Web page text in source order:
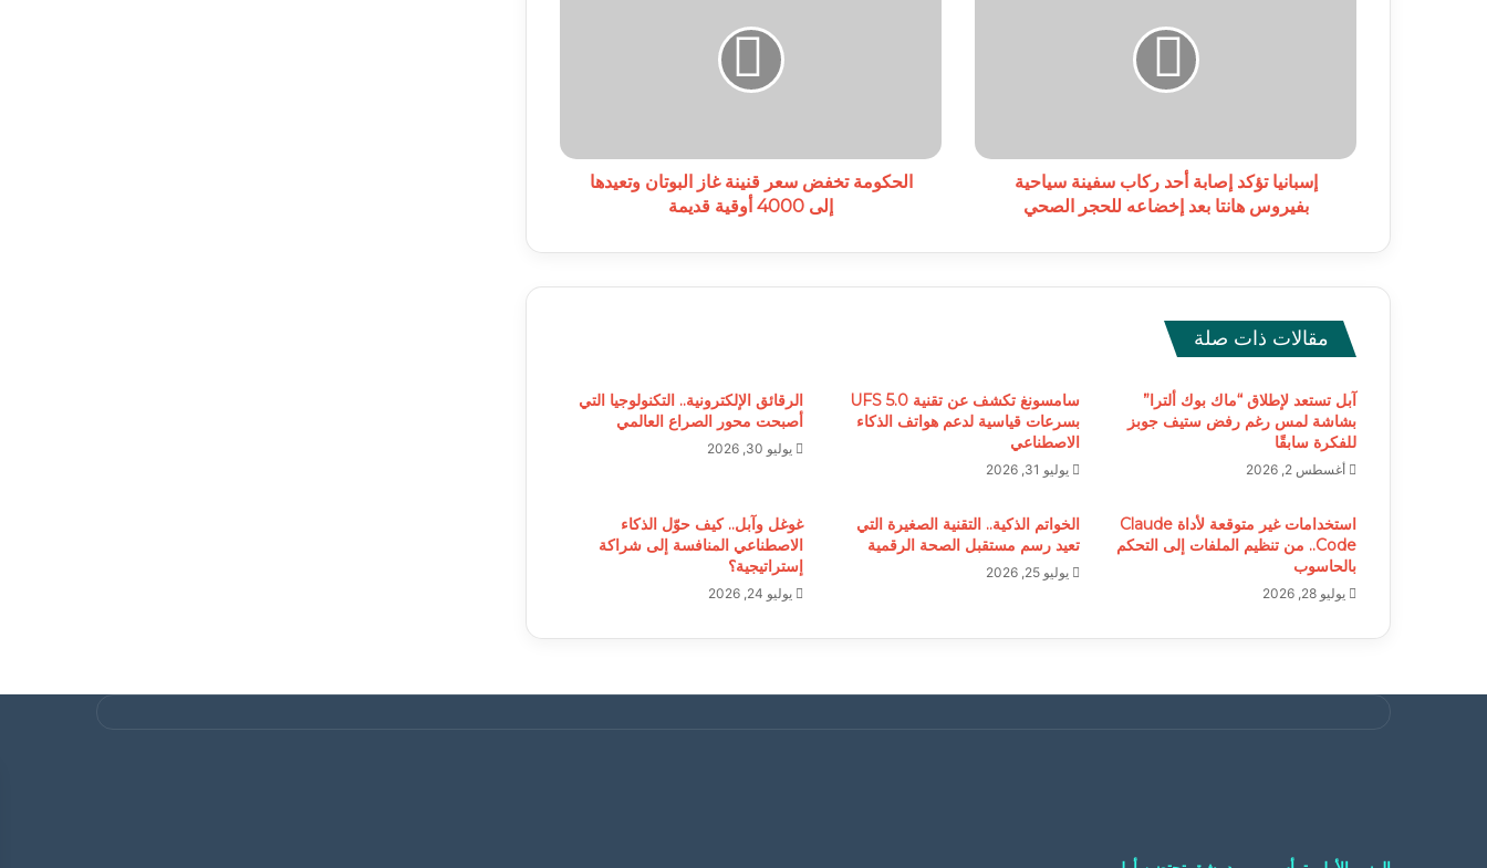
هانتا
الصحي
إسبانيا تؤكد إصابة أحد ركاب سفينة سياحية
بفيروس هانتا بعد إخضاعه للحجر الصحي
4000
الحكومة تخفض سعر قنينة غاز البوتان وتعيدها
إلى 4000 أوقية قديمة
مقالات ذات صلة
آبل تستعد لإطلاق “ماك بوك ألترا”
بشاشة لمس رغم رفض ستيف جوبز
للفكرة سابقًا
أغسطس 2, 2026
سامسونغ تكشف عن تقنية UFS 5.0
بسرعات قياسية لدعم هواتف الذكاء
الاصطناعي
يوليو 31, 2026
الرقائق الإلكترونية.. التكنولوجيا التي
أصبحت محور الصراع العالمي
يوليو 30, 2026
استخدامات غير متوقعة لأداة Claude
Code.. من تنظيم الملفات إلى التحكم
بالحاسوب
يوليو 28, 2026
الخواتم الذكية.. التقنية الصغيرة التي
تعيد رسم مستقبل الصحة الرقمية
يوليو 25, 2026
غوغل وآبل.. كيف حوّل الذكاء
الاصطناعي المنافسة إلى شراكة
إستراتيجية؟
يوليو 24, 2026